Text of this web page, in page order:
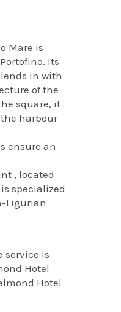
Mare is
Its
in with
of the
square, it
harbour
ensure an
, located
specialized
Ligurian
service is
Hotel
Hotel